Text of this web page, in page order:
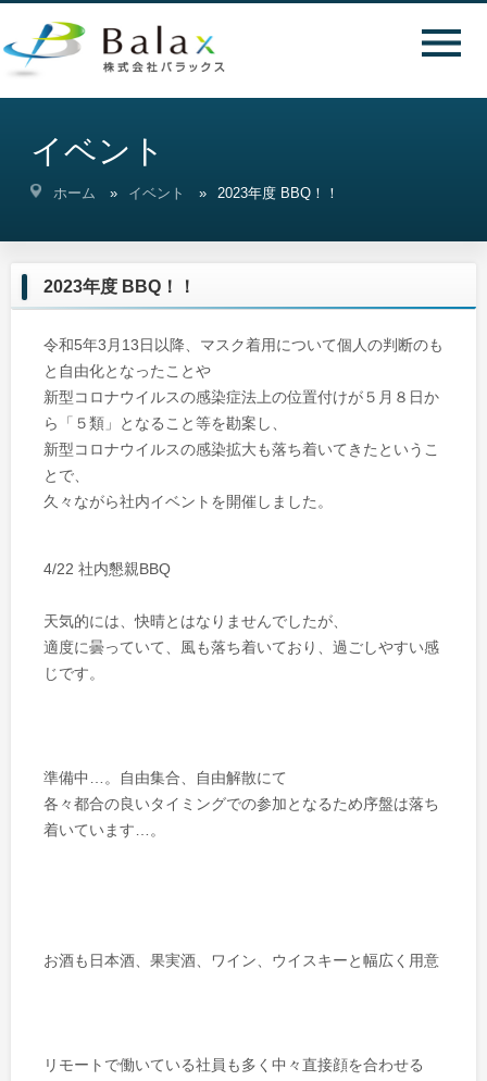
イベント
ホーム イベント 2023年度 BBQ！！
2023年度 BBQ！！
令和5年3月13日以降、マスク着用について個人の判断のも
と自由化となったことや
新型コロナウイルスの感染症法上の位置付けが５月８日か
ら「５類」となること等を勘案し、
新型コロナウイルスの感染拡大も落ち着いてきたというこ
とで、
久々ながら社内イベントを開催しました。
4/22 社内懇親BBQ
天気的には、快晴とはなりませんでしたが、
適度に曇っていて、風も落ち着いており、過ごしやすい感
じです。
準備中…。自由集合、自由解散にて
各々都合の良いタイミングでの参加となるため序盤は落ち
着いています…。
お酒も日本酒、果実酒、ワイン、ウイスキーと幅広く用意
リモートで働いている社員も多く中々直接顔を合わせる